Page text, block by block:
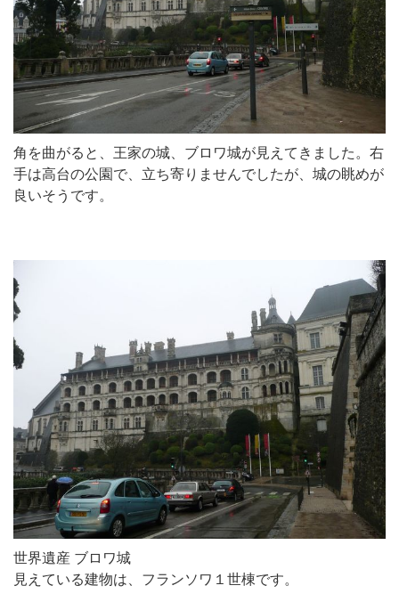
角を曲がると、王家の城、ブロワ城が見えてきました。右
手は高台の公園で、立ち寄りませんでしたが、城の眺めが
良いそうです。
世界遺産 ブロワ城
見えている建物は、フランソワ１世棟です。